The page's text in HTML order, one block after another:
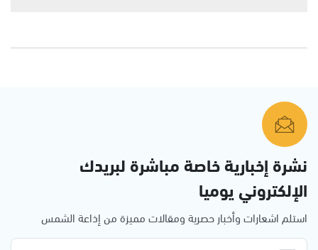
نشرة إخبارية خاصة مباشرة لبريدك
الإلكتروني يوميا
استلم اشعارات وأخبار حصرية ومقالات مميزة من إذاعة الشمس